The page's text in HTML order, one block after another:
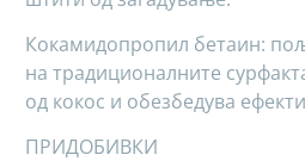
Кокамидопропил бетаин:
на традиционалните
од кокос и обезбедува
ПРИДОБИВКИ